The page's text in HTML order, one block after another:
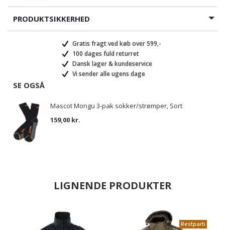
PRODUKTSIKKERHED
Gratis fragt ved køb over 599,-
100 dages fuld returret
Dansk lager & kundeservice
Vi sender alle ugens dage
SE OGSÅ
Mascot Mongu 3-pak sokker/strømper, Sort
159,00 kr.
LIGNENDE PRODUKTER
Restparti